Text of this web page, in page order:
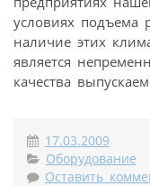
условиях подъема
наличие этих
является
качества
17.03.2009
Оборудование
Оставить